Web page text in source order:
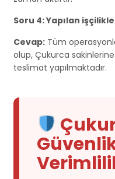
Soru 4: Yapılan
Cevap: Tüm
olup, Çukurca
teslimat yapılmaktadır.